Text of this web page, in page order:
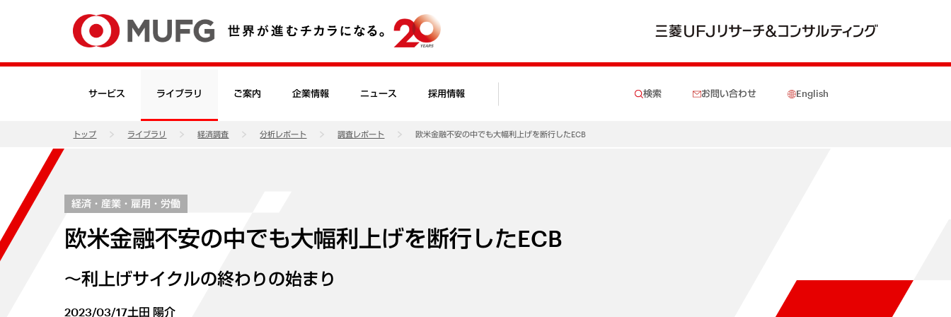
サービス ライブラリ ご案内 企業情報 ニュース 採用情報 検索 お問い合わせ English
トップ ライブラリ 経済調査 分析レポート 調査レポート 欧米金融不安の中でも大幅利上げを断行したECB
経済・産業・雇用・労働
欧米金融不安の中でも大幅利上げを断行したECB
～利上げサイクルの終わりの始まり
2023/03/17土田 陽介